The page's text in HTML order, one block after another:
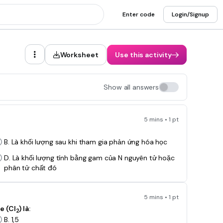
Enter code Login/Signup
Worksheet Use this activity
Show all answers
5 mins • 1 pt
B. Là khối lượng sau khi tham gia phản ứng hóa học
D. Là khối lượng tính bằng gam của N nguyên tử hoặc
phân tử chất đó
5 mins • 1 pt
(Cl2) là:
B. 1,5